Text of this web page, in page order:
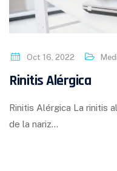
Oct 16, 2022
Rinitis Alérgica
Rinitis Alérgica La rinitis
de la nariz…